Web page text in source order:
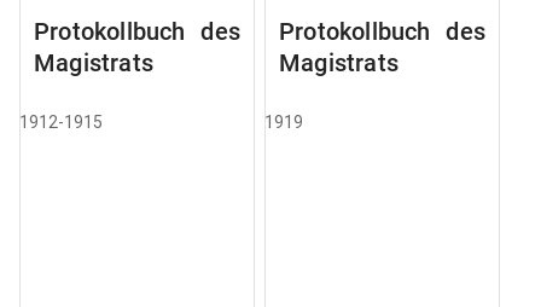
Protokollbuch des
Magistrats
1912-1915
Protokollbuch des
Magistrats
1919